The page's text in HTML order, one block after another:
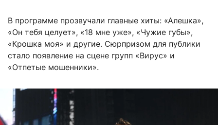
В программе прозвучали главные хиты: «Алешка»,
«Он тебя целует», «18 мне уже», «Чужие губы»,
«Крошка моя» и другие. Сюрпризом для публики
стало появление на сцене групп «Вирус» и
«Отпетые мошенники».